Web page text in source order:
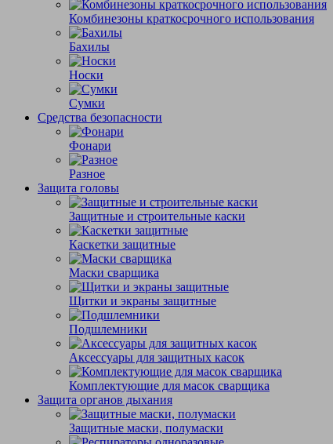
Комбинезоны краткосрочного использования
Бахилы
Носки
Сумки
Средства безопасности
Фонари
Разное
Защита головы
Защитные и строительные каски
Каскетки защитные
Маски сварщика
Щитки и экраны защитные
Подшлемники
Аксессуары для защитных касок
Комплектующие для масок сварщика
Защита органов дыхания
Защитные маски, полумаски